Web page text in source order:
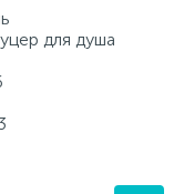
для душа